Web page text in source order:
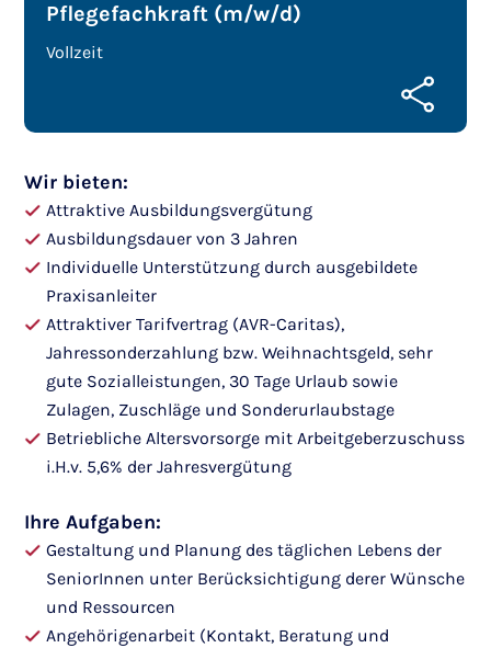
Pflegefachkraft (m/w/d)
Vollzeit
Wir bieten:
Attraktive Ausbildungsvergütung
Ausbildungsdauer von 3 Jahren
Individuelle Unterstützung durch ausgebildete
Praxisanleiter
Attraktiver Tarifvertrag (AVR-Caritas),
Jahressonderzahlung bzw. Weihnachtsgeld, sehr
gute Sozialleistungen, 30 Tage Urlaub sowie
Zulagen, Zuschläge und Sonderurlaubstage
Betriebliche Altersvorsorge mit Arbeitgeberzuschuss
i.H.v. 5,6% der Jahresvergütung
Ihre Aufgaben:
Gestaltung und Planung des täglichen Lebens der
SeniorInnen unter Berücksichtigung derer Wünsche
und Ressourcen
Angehörigenarbeit (Kontakt, Beratung und